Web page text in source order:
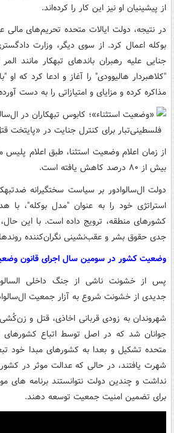
از پیشینیان او نیز این کار را کرده‌اند.
در نتیجه، دولت ایالات متحده تحریم‌های مالی
بوکله اعمال کرد. از سوی دیگر، وزارت
جنایی علیه رهبران باندهای تبهکار مانند
"کلاهبردار هالیوودی" را آغاز و ادعا کرد که او
مذاکره کرده و مزایای و امتیازاتی را به دست
از زمان اعلام وضعیت استثنا، طبق اعلام
بیش از ۸۰ درصد کاهش یافته است.
دولت ال‌سالوادور بر سیاست سختگیرانه
استراتژی خود را به عنوان "مدل بوکله"،
کشورهای منطقه، ترویج داده است. با این
جدی حقوق بشر و عقب‌نشینی نگران‌کننده
وضعیت کشور در سومین سال اجرای قانون
جدیدی از خشونت شروع به آزار جمعیت
شهروندان به زودی قربانی اخاذی، قتل و
جوانان شد که در اصل توسط اتباع کشورهای
متحده تشکیل و بعدا به کشورهای مبدا خود
شهرت یافتند، در حالی که عدالت موثر در
نداشت و چندین دولت نتوانستند برنامه های
برای تضمین امنیت جمعیت توسعه دهند.